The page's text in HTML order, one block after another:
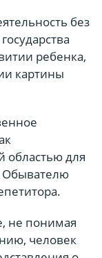
без
ребенка,
картины
областью для
Обывателю
не понимая
человек